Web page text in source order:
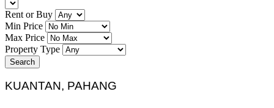
Rent or Buy
Min Price
Max Price
Property Type
Search
KUANTAN, PAHANG